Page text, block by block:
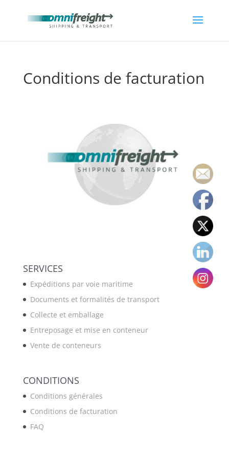
Conditions de facturation
SERVICES
Expéditions par voie maritime
Documents et formalités de transport
Collecte et emballage
Entreposage et mise en conteneur
Vente de conteneurs
CONDITIONS
Conditions générales
Conditions de facturation
FAQ